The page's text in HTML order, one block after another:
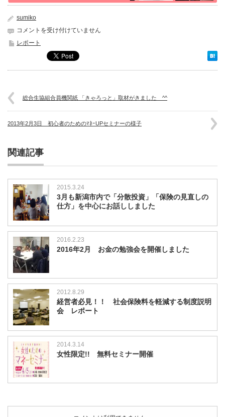
sumiko
新
潟
セ
ー
行
し
た
は
コメントを受け付けていません
レポート
総合生協組合員機関紙 「きゃろっと」取材がきました ^^
2013年2月3日 初心者のためのﾏﾈｰUPセミナーの様子
関連記事
2015.3.24
3月も新潟市内で「分散投資」「保険の見直しの
仕方」を中心にお話ししました
2016.2.23
2016年2月 お金の勉強会を開催しました
2012.8.29
経営者必見！！ 社会保険料を軽減する制度説明
会 レポート
2014.3.14
女性限定!! 無料セミナー開催